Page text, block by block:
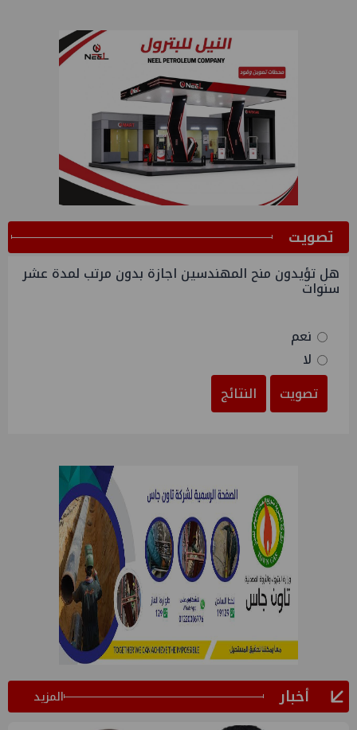
ﺗﺼﻮﻳﺖ
هل تؤيدون منح المهندسين اجازة بدون مرتب لمدة عشر
سنوات
نعم
لا
تصويت
النتائج
أخبار المزيد